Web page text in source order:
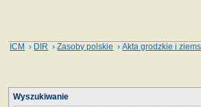
ICM › DIR ›Zasoby polskie ›Akta grodzkie i
Wyszukiwanie